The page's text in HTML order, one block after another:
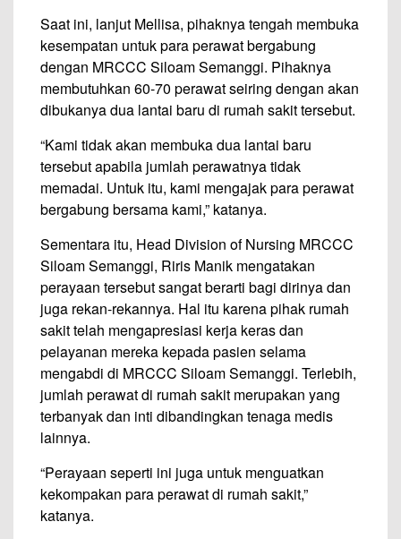
Saat ini, lanjut Mellisa, pihaknya tengah membuka
kesempatan untuk para perawat bergabung
dengan MRCCC Siloam Semanggi. Pihaknya
membutuhkan 60-70 perawat seiring dengan akan
dibukanya dua lantai baru di rumah sakit tersebut.
“Kami tidak akan membuka dua lantai baru
tersebut apabila jumlah perawatnya tidak
memadai. Untuk itu, kami mengajak para perawat
bergabung bersama kami,” katanya.
Sementara itu, Head Division of Nursing MRCCC
Siloam Semanggi, Riris Manik mengatakan
perayaan tersebut sangat berarti bagi dirinya dan
juga rekan-rekannya. Hal itu karena pihak rumah
sakit telah mengapresiasi kerja keras dan
pelayanan mereka kepada pasien selama
mengabdi di MRCCC Siloam Semanggi. Terlebih,
jumlah perawat di rumah sakit merupakan yang
terbanyak dan inti dibandingkan tenaga medis
lainnya.
“Perayaan seperti ini juga untuk menguatkan
kekompakan para perawat di rumah sakit,”
katanya.